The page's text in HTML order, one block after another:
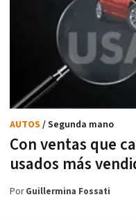
Con ventas que
usados más
AUTOS / Segunda mano
PorGuillermina Fossati